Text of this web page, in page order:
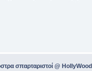
σπαρταριστοί @